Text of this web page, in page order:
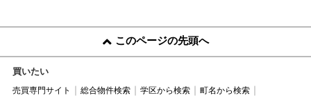
このページの先頭へ
買いたい
売買専門サイト 総合物件検索 学区から検索
町名から検索